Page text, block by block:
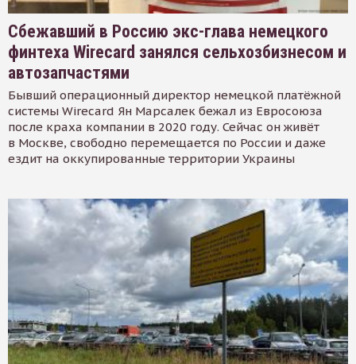
Сбежавший в Россию экс-глава немецкого
финтеха Wirecard занялся сельхозбизнесом и
автозапчастями
Бывший операционный директор немецкой платёжной
системы Wirecard Ян Марсалек бежал из Евросоюза
после краха компании в 2020 году. Сейчас он живёт
в Москве, свободно перемещается по России и даже
ездит на оккупированные территории Украины